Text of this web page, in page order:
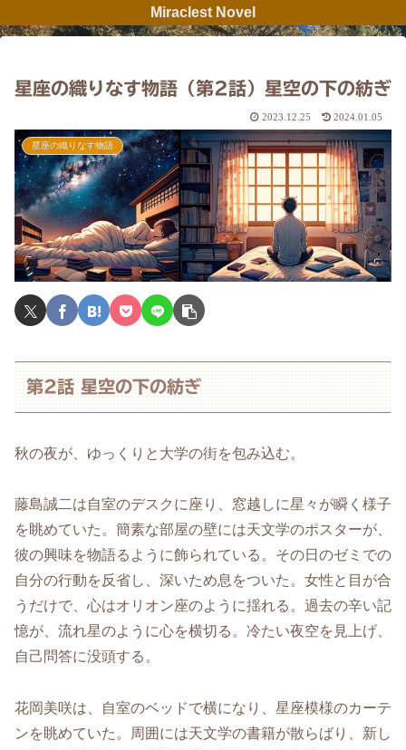
Miraclest Novel
星座の織りなす物語（第2話）星空の下の紡ぎ
2023.12.25 2024.01.05
星座の織りなす物語
第2話 星空の下の紡ぎ
秋の夜が、ゆっくりと大学の街を包み込む。
藤島誠二は自室のデスクに座り、窓越しに星々が瞬く様子
を眺めていた。簡素な部屋の壁には天文学のポスターが、
彼の興味を物語るように飾られている。その日のゼミでの
自分の行動を反省し、深いため息をついた。女性と目が合
うだけで、心はオリオン座のように揺れる。過去の辛い記
憶が、流れ星のように心を横切る。冷たい夜空を見上げ、
自己問答に没頭する。
花岡美咲は、自室のベッドで横になり、星座模様のカーテ
ンを眺めていた。周囲には天文学の書籍が散らばり、新し